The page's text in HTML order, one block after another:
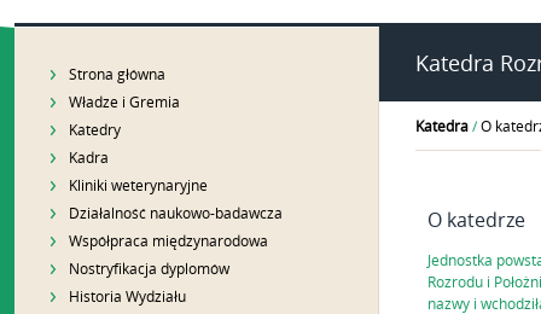
Strona główna
Władze i Gremia
Katedry
Kadra
Kliniki weterynaryjne
Działalność naukowo-badawcza
Współpraca międzynarodowa
Nostryfikacja dyplomów
Historia Wydziału
Katedra
Katedra / O
O katedrze
Jednostka
Rozrodu i
nazwy i